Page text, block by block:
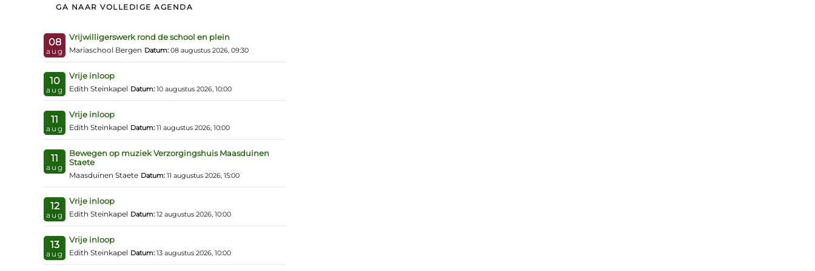
GA NAAR VOLLEDIGE AGENDA
08
aug
Vrijwilligerswerk rond de school en plein
Mariaschool Bergen Datum: 08 augustus 2026, 09:30
10
aug
Vrije inloop
Edith Steinkapel Datum: 10 augustus 2026, 10:00
11
aug
Vrije inloop
Edith Steinkapel Datum: 11 augustus 2026, 10:00
11
aug
Bewegen op muziek Verzorgingshuis Maasduinen
Staete
Maasduinen Staete Datum: 11 augustus 2026, 15:00
12
aug
Vrije inloop
Edith Steinkapel Datum: 12 augustus 2026, 10:00
13
aug
Vrije inloop
Edith Steinkapel Datum: 13 augustus 2026, 10:00